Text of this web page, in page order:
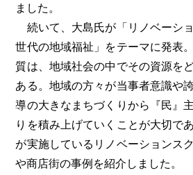
ました。
続いて、大島氏が「リノベーシ
世代の地域福祉」をテーマに発表
質は、地域社会の中でその資源を
ある。地域の方々が当事者意識や
導の大きなまちづくりから『民』
りを積み上げていくことが大切で
が実施しているリノベーションス
や商店街の事例を紹介しました。